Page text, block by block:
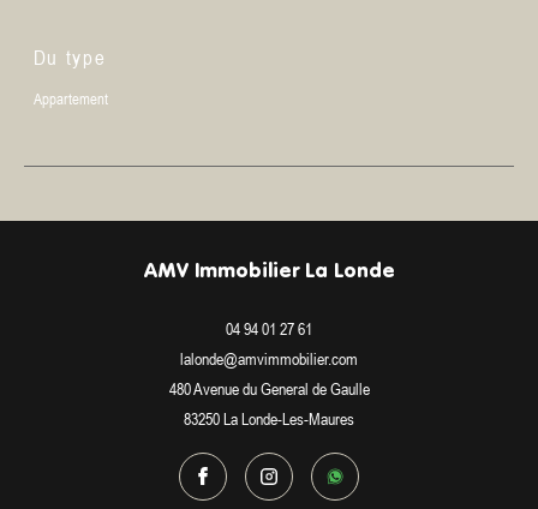
Du type
Appartement
AMV Immobilier La Londe
04 94 01 27 61
lalonde@amvimmobilier.com
480 Avenue du General de Gaulle
83250 La Londe-Les-Maures